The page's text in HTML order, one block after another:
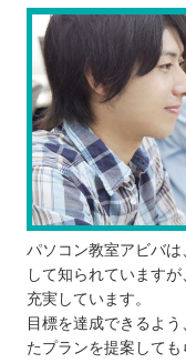
パソコン教室アビバ
して知られています
充実しています。
目標を達成できるよ
たプランを提案して